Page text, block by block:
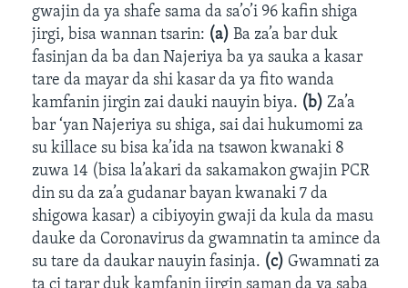
gwajin da ya shafe sama da sa’o’i 96 kafin shiga
jirgi, bisa wannan tsarin: (a) Ba za’a bar duk
fasinjan da ba dan Najeriya ba ya sauka a kasar
tare da mayar da shi kasar da ya fito wanda
kamfanin jirgin zai dauki nauyin biya. (b) Za’a
bar ‘yan Najeriya su shiga, sai dai hukumomi za
su killace su bisa ka’ida na tsawon kwanaki 8
zuwa 14 (bisa la’akari da sakamakon gwajin PCR
din su da za’a gudanar bayan kwanaki 7 da
shigowa kasar) a cibiyoyin gwaji da kula da masu
dauke da Coronavirus da gwamnatin ta amince da
su tare da daukar nauyin fasinja. (c) Gwamnati za